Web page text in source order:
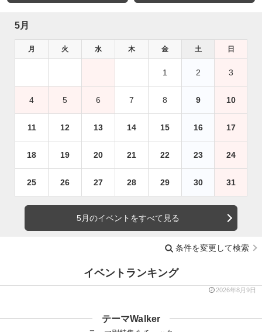
5月
月 火 水 木 金 土 日
1 2 3
4 5 6 7 8 9 10
11 12 13 14 15 16 17
18 19 20 21 22 23 24
25 26 27 28 29 30 31
5月のイベントをすべて見る
条件を変更して検索
イベントランキング
2026年8月9日
テーマWalker